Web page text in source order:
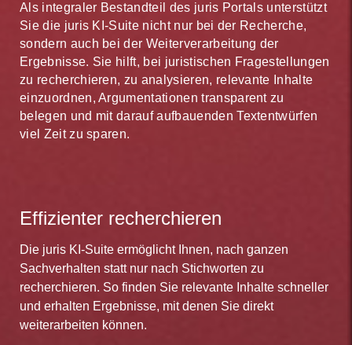
Als integraler Bestandteil des juris Portals unterstützt
Sie die juris KI-Suite nicht nur bei der Recherche,
sondern auch bei der Weiterverarbeitung der
Ergebnisse. Sie hilft, bei juristischen Fragestellungen
zu recherchieren, zu analysieren, relevante Inhalte
einzuordnen, Argumentationen transparent zu
belegen und mit darauf aufbauenden Textentwürfen
viel Zeit zu sparen.
Effizienter recherchieren
Die juris KI-Suite ermöglicht Ihnen, nach ganzen
Sachverhalten statt nur nach Stichworten zu
recherchieren. So finden Sie relevante Inhalte schneller
und erhalten Ergebnisse, mit denen Sie direkt
weiterarbeiten können.